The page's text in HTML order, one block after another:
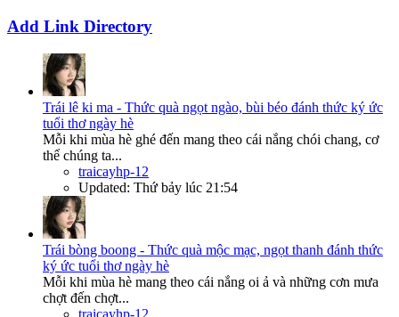
Add Link Directory
Trái lê ki ma - Thức quà ngọt ngào, bùi béo đánh thức ký ức
tuổi thơ ngày hè
Mỗi khi mùa hè ghé đến mang theo cái nắng chói chang, cơ
thể chúng ta...
traicayhp-12
Updated: Thứ bảy lúc 21:54
Trái bòng boong - Thức quà mộc mạc, ngọt thanh đánh thức
ký ức tuổi thơ ngày hè
Mỗi khi mùa hè mang theo cái nắng oi ả và những cơn mưa
chợt đến chợt...
traicayhp-12